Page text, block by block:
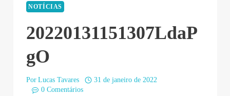
NOTÍCIAS
20220131151307LdaP
gO
Por Lucas Tavares
31 de janeiro de 2022
0 Comentários